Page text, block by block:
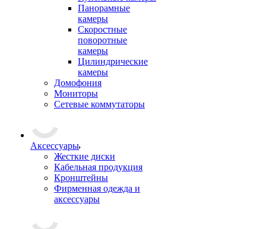
Панорамные
камеры
Скоростные
поворотные
камеры
Цилиндрические
камеры
Домофония
Мониторы
Сетевые коммутаторы
Аксессуары
Жесткие диски
Кабельная продукция
Кронштейны
Фирменная одежда и
аксессуары